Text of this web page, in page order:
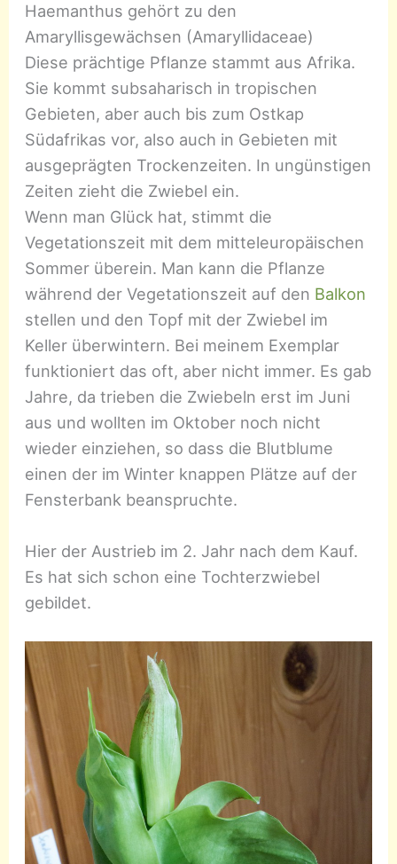
Haemanthus gehört zu den
Amaryllisgewächsen (Amaryllidaceae)
Diese prächtige Pflanze stammt aus Afrika.
Sie kommt subsaharisch in tropischen
Gebieten, aber auch bis zum Ostkap
Südafrikas vor, also auch in Gebieten mit
ausgeprägten Trockenzeiten. In ungünstigen
Zeiten zieht die Zwiebel ein.
Wenn man Glück hat, stimmt die
Vegetationszeit mit dem mitteleuropäischen
Sommer überein. Man kann die Pflanze
während der Vegetationszeit auf den Balkon
stellen und den Topf mit der Zwiebel im
Keller überwintern. Bei meinem Exemplar
funktioniert das oft, aber nicht immer. Es gab
Jahre, da trieben die Zwiebeln erst im Juni
aus und wollten im Oktober noch nicht
wieder einziehen, so dass die Blutblume
einen der im Winter knappen Plätze auf der
Fensterbank beanspruchte.
Hier der Austrieb im 2. Jahr nach dem Kauf.
Es hat sich schon eine Tochterzwiebel
gebildet.